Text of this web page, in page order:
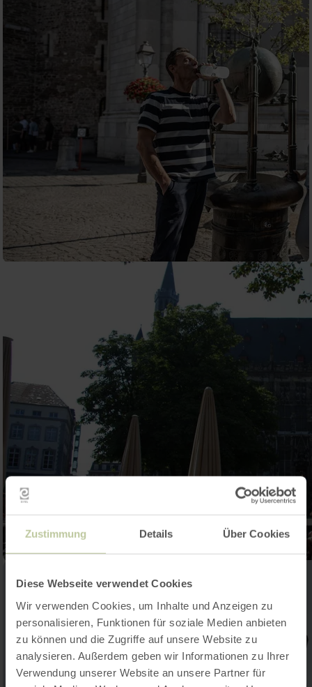
Zustimmung Details Über Cookies
Diese Webseite verwendet Cookies
Wir verwenden Cookies, um Inhalte und Anzeigen zu
personalisieren, Funktionen für soziale Medien anbieten
zu können und die Zugriffe auf unsere Website zu
analysieren. Außerdem geben wir Informationen zu Ihrer
Verwendung unserer Website an unsere Partner für